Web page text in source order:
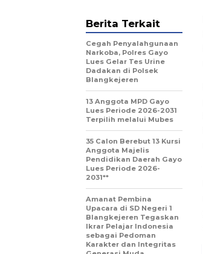
Berita Terkait
Cegah Penyalahgunaan
Narkoba, Polres Gayo
Lues Gelar Tes Urine
Dadakan di Polsek
Blangkejeren
13 Anggota MPD Gayo
Lues Periode 2026-2031
Terpilih melalui Mubes
35 Calon Berebut 13 Kursi
Anggota Majelis
Pendidikan Daerah Gayo
Lues Periode 2026-
2031**
Amanat Pembina
Upacara di SD Negeri 1
Blangkejeren Tegaskan
Ikrar Pelajar Indonesia
sebagai Pedoman
Karakter dan Integritas